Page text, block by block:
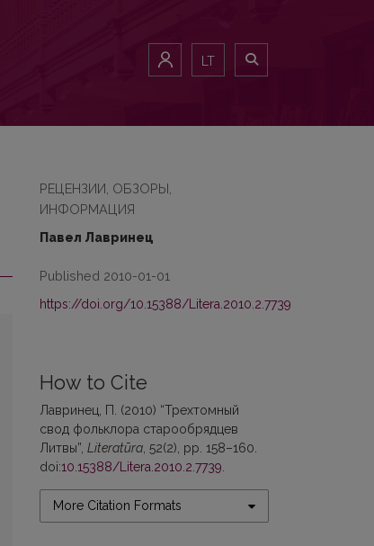
LT
РЕЦЕНЗИИ, ОБЗОРЫ,
ИНФОРМАЦИЯ
Павел Лавринец
Published 2010-01-01
https://doi.org/10.15388/Litera.2010.2.7739
How to Cite
Лавринец, П. (2010) “Трехтомный
свод фольклора старообрядцев
Литвы”, Literatūra , 52(2), pp. 158–160.
doi:10.15388/Litera.2010.2.7739
More Citation Formats